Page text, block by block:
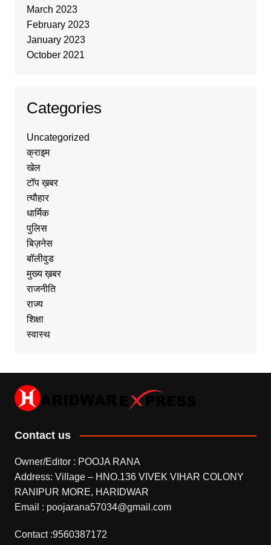
March 2023
February 2023
January 2023
October 2021
Categories
Uncategorized
क्राइम
खेल
टॉप ख़बर
त्यौहार
धार्मिक
पुलिस
बिज़नेस
बॉलीवुड
मुख्य ख़बर
राजनीति
राज्य
शिक्षा
स्वास्थ
Contact us
Owner/Editor : POOJA RANA
Address: Village – HNO.136 VIVEK VIHAR COLONY
RANIPUR MORE, HARIDWAR
Email : poojarana57034@gmail.com
Contact :9560387172